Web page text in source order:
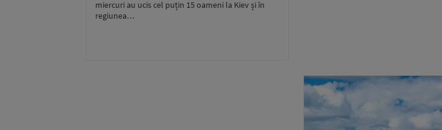
miercuri au ucis cel puțin 15 oameni la Kiev și în
regiunea…